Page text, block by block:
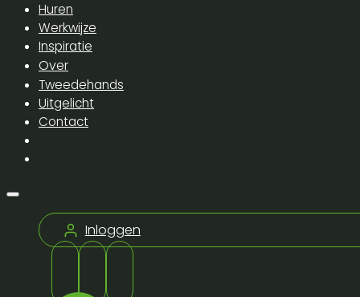
Huren
Werkwijze
Inspiratie
Over
Tweedehands
Uitgelicht
Contact
Inloggen